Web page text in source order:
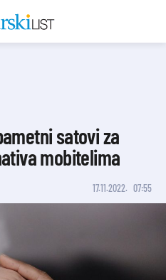
satovi za
mobitelima
17.11.2022. 07:55